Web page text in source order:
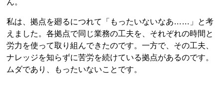
ん。
私は、拠点を廻るにつれて「もったいないなあ……」と考
えました。各拠点で同じ業務の工夫を、それぞれの時間と
労力を使って取り組んできたのです。一方で、その工夫、
ナレッジを知らずに苦労を続けている拠点があるのです。
ムダであり、もったいないことです。